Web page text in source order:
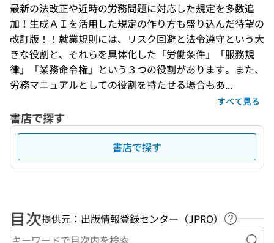
最新の法改正や近時の労務問題に対応した規定を多数追
加！生成ＡＩを活用した規定の作り方も盛り込んだ待望の
改訂版！！就業規則には、リスク回避と法令遵守という大
きな役割と、それらを具体化した「労働条件」「服務規
律」「業務命令権」という３つの役割があります。また、
労務マニュアルとしての役割を持たせる場合もあ...
すべて見る
書店で探す
書店で探す
目次提供元：出版情報登録センター（JPRO）
ヘルプペ